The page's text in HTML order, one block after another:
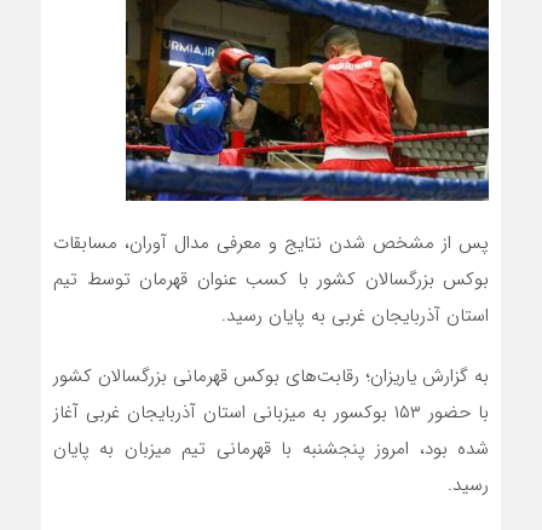
پس از مشخص شدن نتایج و معرفی مدال آوران، مسابقات
بوکس بزرگسالان کشور با کسب عنوان قهرمان توسط تیم
استان آذربایجان غربی به پایان رسید.
به گزارش یاریزان؛ رقابت‌های بوکس قهرمانی بزرگسالان کشور
با حضور ۱۵۳ بوکسور به میزبانی استان آذربایجان غربی آغاز
شده بود، امروز پنجشنبه با قهرمانی تیم میزبان به پایان
رسید.